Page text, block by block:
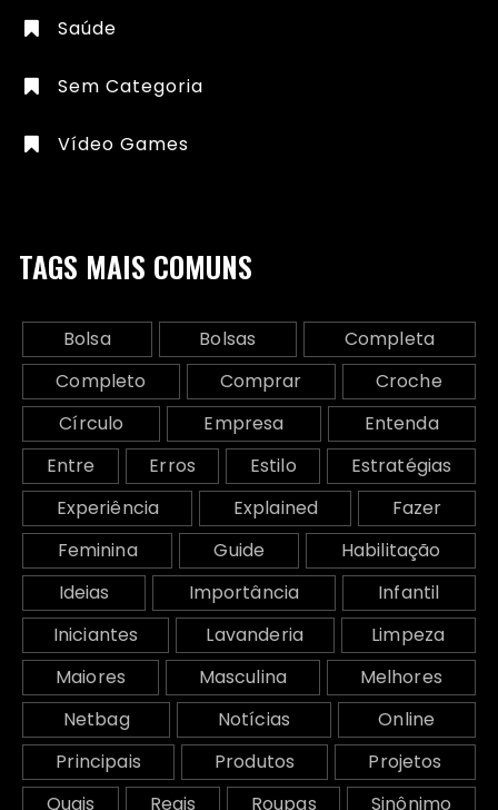
Saúde
Sem Categoria
Vídeo Games
TAGS MAIS COMUNS
Bolsa Bolsas
Completa
Completo
Comprar
Croche
Círculo
Empresa
Entenda
Entre
Erros Estilo
Estratégias
Experiência
Explained
Fazer
Feminina
Guide
Habilitação
Ideias
Importância
Infantil
Iniciantes
Lavanderia
Limpeza
Maiores
Masculina
Melhores
Netbag
Notícias
Online
Principais
Produtos
Projetos
Quais
Reais Roupas Sinônimo